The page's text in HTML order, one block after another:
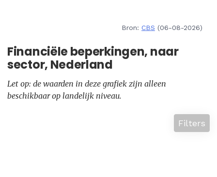
Bron: CBS (06-08-2026)
Financiële beperkingen, naar
sector, Nederland
Let op: de waarden in deze grafiek zijn alleen
beschikbaar op landelijk niveau.
Filters